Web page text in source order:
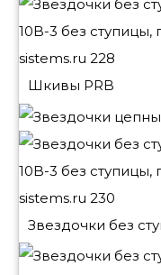
Шкивы PRB
Звездочки без